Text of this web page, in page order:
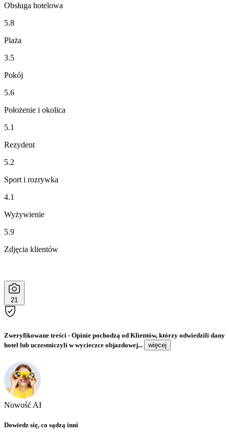
Obsługa hotelowa
5.8
Plaża
3.5
Pokój
5.6
Położenie i okolica
5.1
Rezydent
5.2
Sport i rozrywka
4.1
Wyżywienie
5.9
Zdjęcia klientów
21
Zweryfikowane treści - Opinie pochodzą od Klientów, którzy odwiedzili dany
hotel lub uczestniczyli w wycieczce objazdowej...
więcej
Nowość AI
Dowiedz się, co sądzą inni